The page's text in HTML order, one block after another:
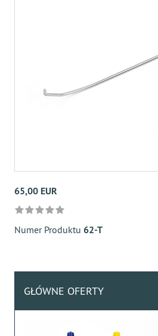
65,00 EUR
Numer Produktu 62-T
GŁÓWNE OFERTY